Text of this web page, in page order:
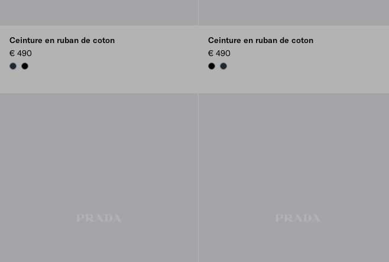
Ceinture en ruban de coton
€ 490
NAVYBLACK
Ceinture en ruban de coton
€ 490
BLACKNAVY